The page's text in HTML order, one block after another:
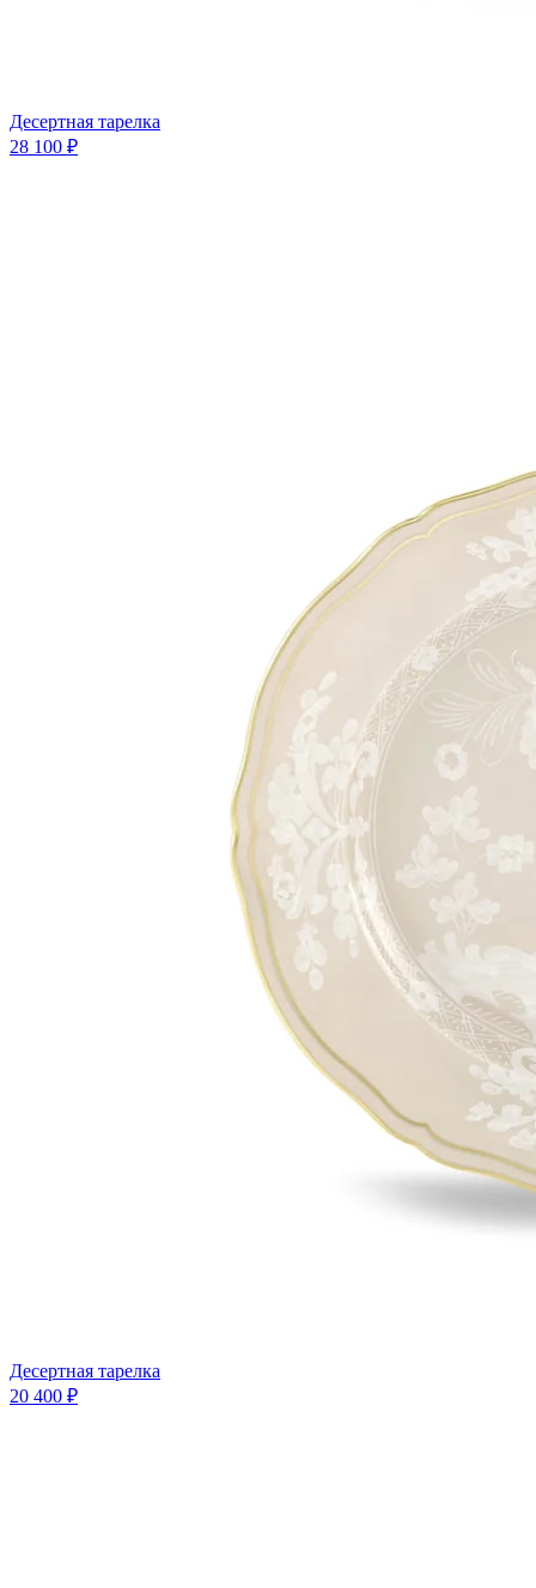
Десертная тарелка
28 100 ₽
Десертная тарелка
20 400 ₽